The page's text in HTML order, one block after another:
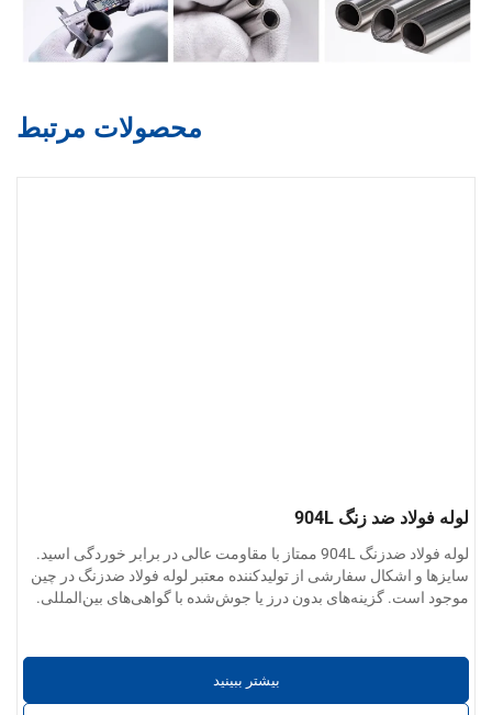
محصولات مرتبط
لوله فولاد ضد زنگ 904L
لوله فولاد ضدزنگ 904L ممتاز با مقاومت عالی در برابر خوردگی اسید.
سایزها و اشکال سفارشی از تولیدکننده معتبر لوله فولاد ضدزنگ در چین
موجود است. گزینه‌های بدون درز یا جوش‌شده با گواهی‌های بین‌المللی.
بیشتر ببینید